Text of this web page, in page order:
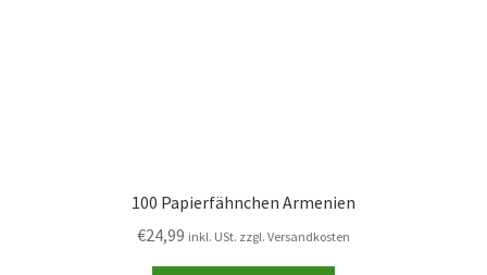
100 Papierfähnchen Armenien
€24,99 inkl. USt. zzgl. Versandkosten